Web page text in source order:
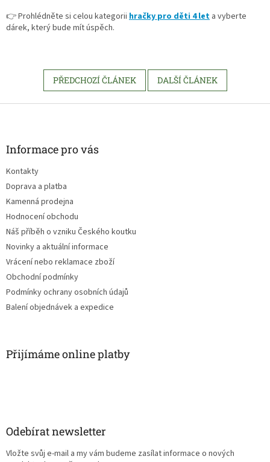
👉 Prohlédněte si celou kategorii hračky pro děti 4 let a vyberte
dárek, který bude mít úspěch.
PŘEDCHOZÍ ČLÁNEK DALŠÍ ČLÁNEK
Z
Informace pro vás
Kontakty
Doprava a platba
Kamenná prodejna
Hodnocení obchodu
Náš příběh o vzniku Českého koutku
Novinky a aktuální informace
Vrácení nebo reklamace zboží
Obchodní podmínky
Podmínky ochrany osobních údajů
Balení objednávek a expedice
Přijímáme online platby
Odebírat newsletter
Vložte svůj e-mail a my vám budeme zasílat informace o nových